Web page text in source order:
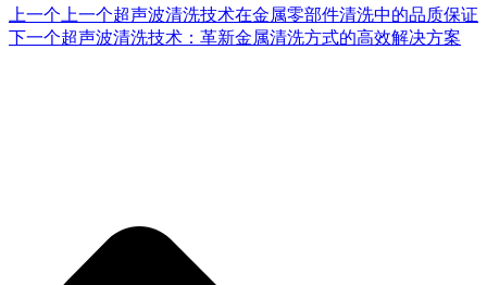
上一个 上一个超声波清洗技术在金属零部件清洗中的品质保证
下一个超声波清洗技术：革新金属清洗方式的高效解决方案